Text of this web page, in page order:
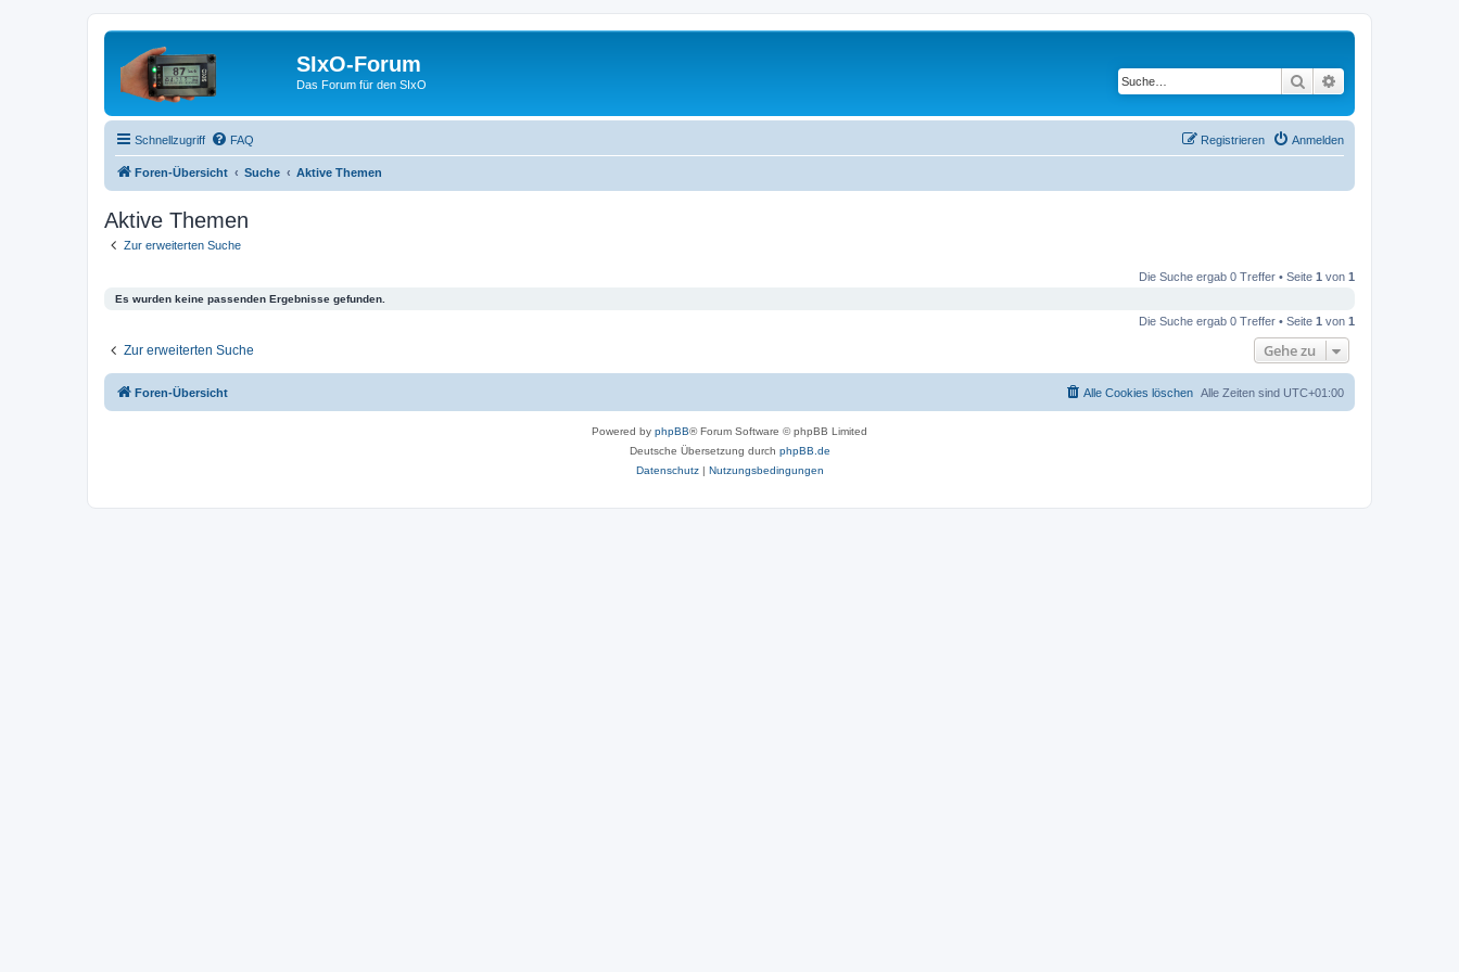
SIxO-Forum
Das Forum für den SIxO Suche
Schnellzugriff FAQ Anmelden
Registrieren
Foren-Übersicht Suche Aktive Themen
Aktive Themen
Zur erweiterten Suche
Die Suche ergab 0 Treffer • Seite 1 von 1
Es wurden keine passenden Ergebnisse gefunden.
Die Suche ergab 0 Treffer • Seite 1 von 1
Zur erweiterten Suche Gehe zu
Foren-Übersicht Alle Zeiten sind UTC+01:00
Alle Cookies löschen
Powered by phpBB® Forum Software © phpBB Limited
Deutsche Übersetzung durch phpBB.de
Datenschutz| Nutzungsbedingungen